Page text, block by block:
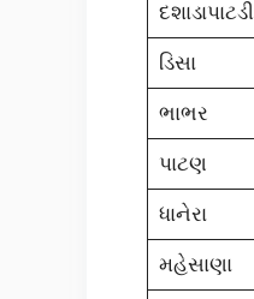
દશાડાપાટડી
ડિસા
ભાભર
પાટણ
ધાનેરા
મહેસાણા